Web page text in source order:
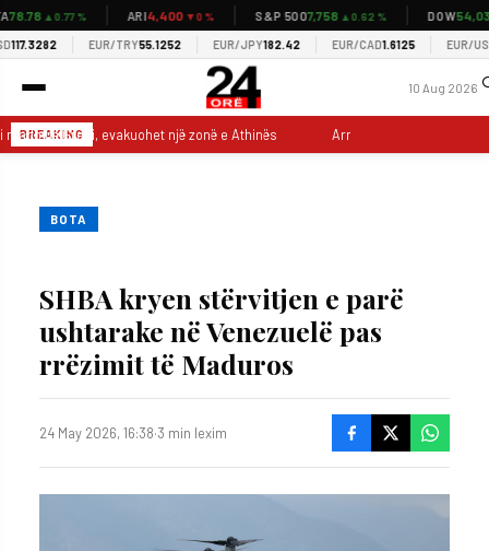
▲0.77 % ARI4,400▼0 % S&P 5007,758▲0.62 % DOW54,037
EUR/TRY55.1252 EUR/JPY182.42 EUR/CAD1.6125 EUR/USD
10 Aug 2026
BREAKING
në Greqi, evakuohet një zonë e Athinës Arrestohet 70-vjeçari,
BOTA
SHBA kryen stërvitjen e parë
ushtarake në Venezuelë pas
rrëzimit të Maduros
24 May 2026, 16:38·3 min lexim